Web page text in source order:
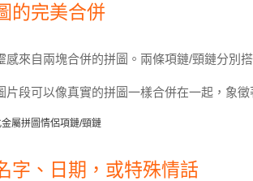
的完美合併
感來自兩塊合併的拼圖。兩條項鏈/頸鏈分別
片段可以像真實的拼圖一樣合併在一起，象
字、日期，或特殊情話